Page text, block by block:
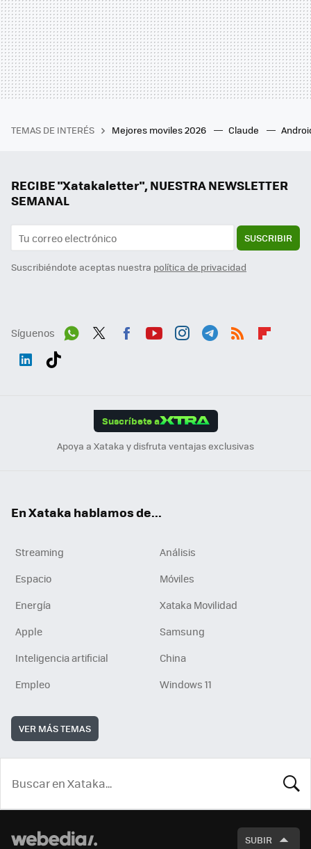
TEMAS DE INTERÉS Mejores moviles 2026 Claude
RECIBE "Xatakaletter", NUESTRA NEWSLETTER
SEMANAL
SUSCRIBIR
Suscribiéndote aceptas nuestra política de privacidad
Síguenos
Suscríbete a
Apoya a Xataka y disfruta ventajas exclusivas
En Xataka hablamos de...
Streaming
Análisis
Espacio
Móviles
Energía
Xataka Movilidad
Apple
Samsung
Inteligencia artificial
China
Empleo
Windows 11
VER MÁS TEMAS
SUBIR